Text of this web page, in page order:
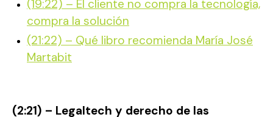
(19:22) – El cliente no compra la tecnología,
compra la solución
(21:22) – Qué libro recomienda María José
Martabit
(2:21) – Legaltech y derecho de las